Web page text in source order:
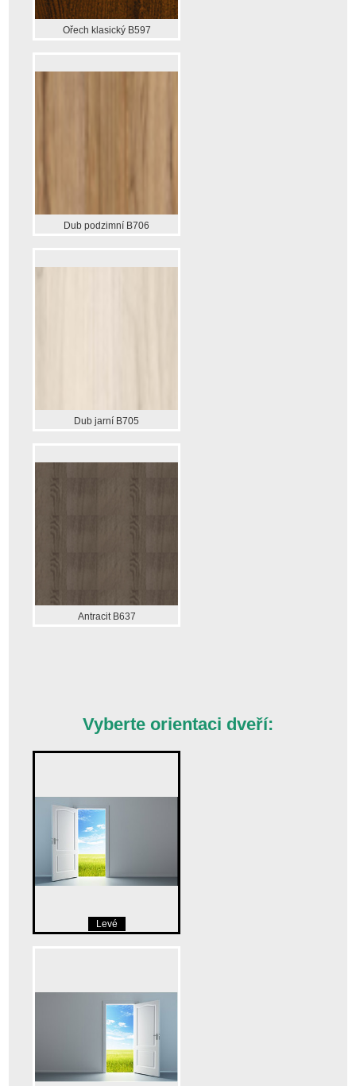
Ořech klasický B597
Dub podzimní B706
Dub jarní B705
Antracit B637
Vyberte orientaci dveří:
Levé